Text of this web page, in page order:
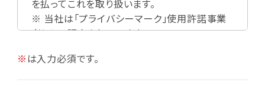
を払ってこれを取り扱います。
※ 当社は「プライバシーマーク」使用許諾事業
者として認定されています。
※は入力必須です。